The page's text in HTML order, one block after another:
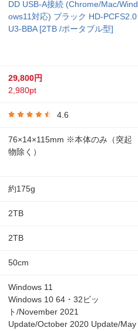
DD USB-A接続 (Chrome/Mac/Wind
ows11対応) ブラック HD-PCFS2.0
U3-BBA [2TB /ポータブル型]
29,800円
2,980pt
4.6
76×14×115mm ※本体のみ（突起
物除く）
約175g
2TB
2TB
50cm
Windows 11
Windows 10 64・32ビッ
ト/November 2021
Update/October 2020 Update/May